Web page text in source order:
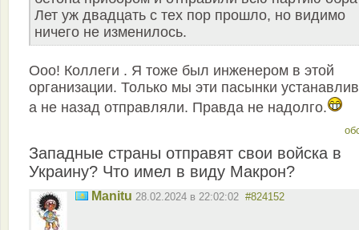
Лет уж двадцать с тех пор прошло, но видимо
ничего не изменилось.
Ооо! Коллеги . Я тоже был инженером в этой
организации. Только мы эти пасынки
а не назад отправляли. Правда не надолго.
Западные страны отправят свои войска в
Украину? Что имел в виду Макрон?
Manitu 28.02.2024 в 22:02:02 #824152